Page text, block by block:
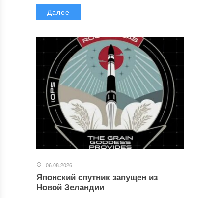
Далее
06.08.2026
Японский спутник запущен из
Новой Зеландии